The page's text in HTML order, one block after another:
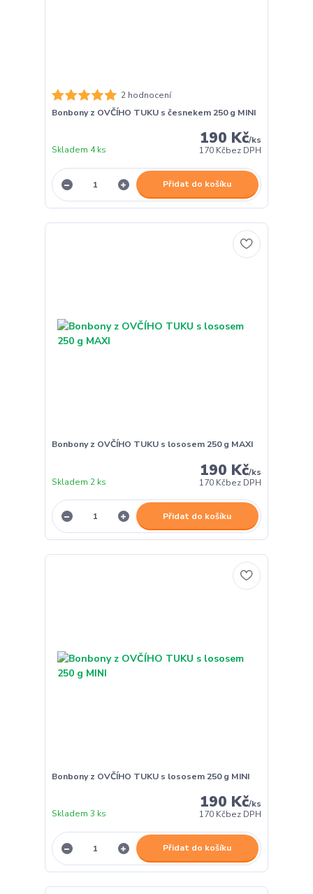
2 hodnocení
Bonbony z OVČÍHO TUKU s česnekem 250 g MINI
190 Kč/ks
170 Kčbez DPH
Skladem 4 ks
Přidat do košíku
Bonbony z OVČÍHO TUKU s lososem 250 g MAXI
190 Kč/ks
170 Kčbez DPH
Skladem 2 ks
Přidat do košíku
Bonbony z OVČÍHO TUKU s lososem 250 g MINI
190 Kč/ks
170 Kčbez DPH
Skladem 3 ks
Přidat do košíku